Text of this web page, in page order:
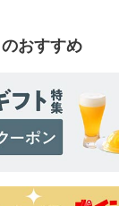
のおすすめ